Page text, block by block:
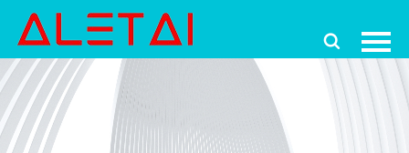

Главная
Продукция
Новости